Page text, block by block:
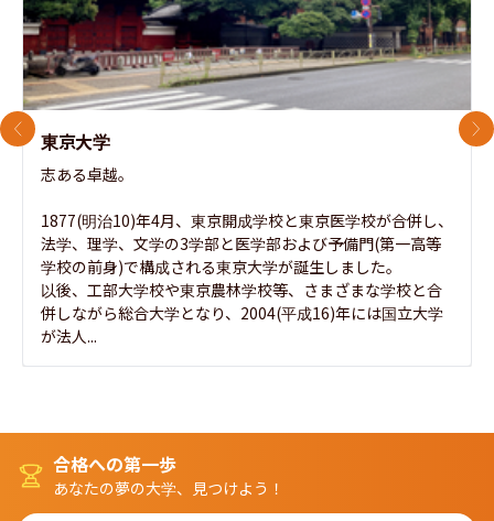
東京大学
志ある卓越。
1877(明治10)年4月、東京開成学校と東京医学校が合併し、
法学、理学、文学の3学部と医学部および予備門(第一高等
学校の前身)で構成される東京大学が誕生しました。
以後、工部大学校や東京農林学校等、さまざまな学校と合
併しながら総合大学となり、2004(平成16)年には国立大学
が法人...
前のスライド 次
合格への第一歩
あなたの夢の大学、見つけよう！